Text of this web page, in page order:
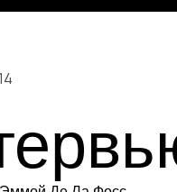
Молодые